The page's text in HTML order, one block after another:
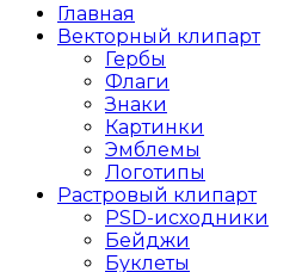
Главная
Векторный клипарт
Гербы
Флаги
Знаки
Картинки
Эмблемы
Логотипы
Растровый клипарт
PSD-исходники
Бейджи
Буклеты